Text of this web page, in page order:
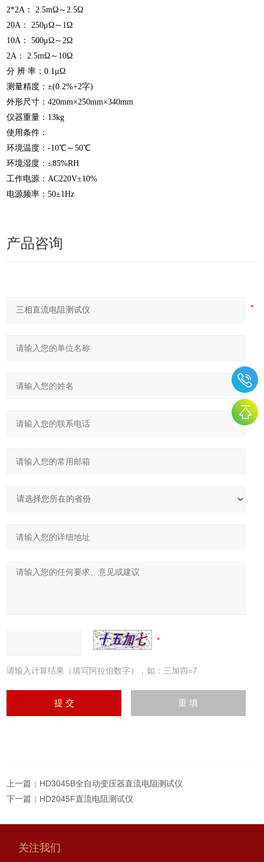
2*2A： 2.5mΩ～2.5Ω
20A： 250μΩ～1Ω
10A： 500μΩ～2Ω
2A： 2.5mΩ～10Ω
分 辨 率：0.1μΩ
测量精度：±(0.2%+2字)
外形尺寸：420mm×250mm×340mm
仪器重量：13kg
使用条件：
环境温度：-10℃～50℃
环境湿度：≤85%RH
工作电源：AC220V±10%
电源频率：50±1Hz
产品咨询
请输入计算结果（填写阿拉伯数字），如：三加四=7
上一篇： HD3045B全自动变压器直流电阻测试仪
下一篇： HD2045F直流电阻测试仪
关注我们